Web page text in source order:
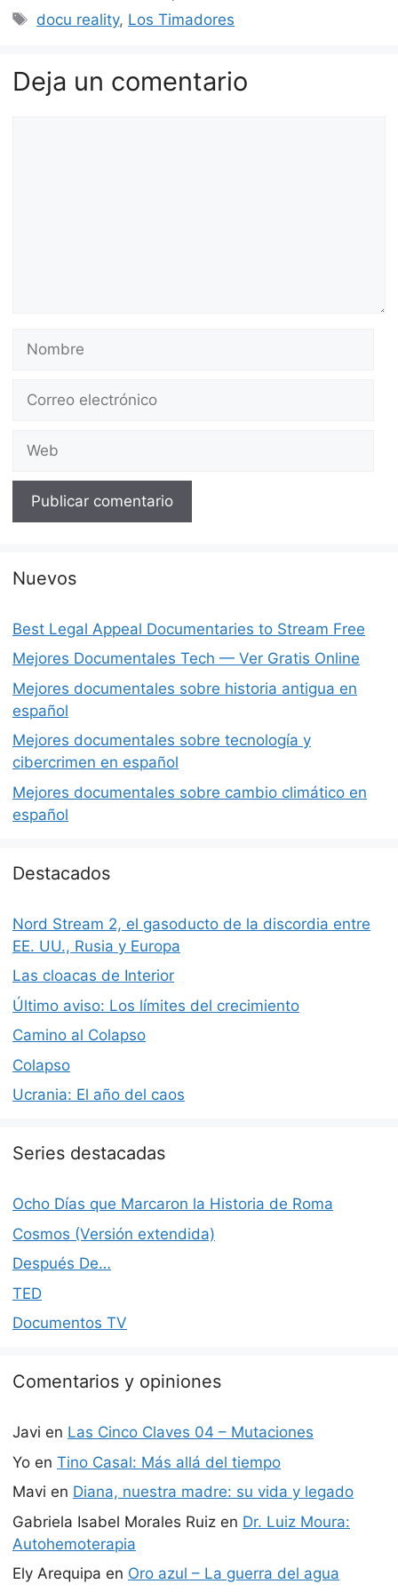
Etiquetas
docu reality, Los Timadores
Deja un comentario
electrónico
Nuevos
Best Legal Appeal Documentaries to Stream Free
Mejores Documentales Tech — Ver Gratis Online
Mejores documentales sobre historia antigua en
español
Mejores documentales sobre tecnología y
cibercrimen en español
Mejores documentales sobre cambio climático en
español
Destacados
Nord Stream 2, el gasoducto de la discordia entre
EE. UU., Rusia y Europa
Las cloacas de Interior
Último aviso: Los límites del crecimiento
Camino al Colapso
Colapso
Ucrania: El año del caos
Series destacadas
Ocho Días que Marcaron la Historia de Roma
Cosmos (Versión extendida)
Después De…
TED
Documentos TV
Comentarios y opiniones
Javi en Las Cinco Claves 04 – Mutaciones
Yo en Tino Casal: Más allá del tiempo
Mavi en Diana, nuestra madre: su vida y legado
Gabriela Isabel Morales Ruiz en Dr. Luiz Moura:
Autohemoterapia
Ely Arequipa en Oro azul – La guerra del agua